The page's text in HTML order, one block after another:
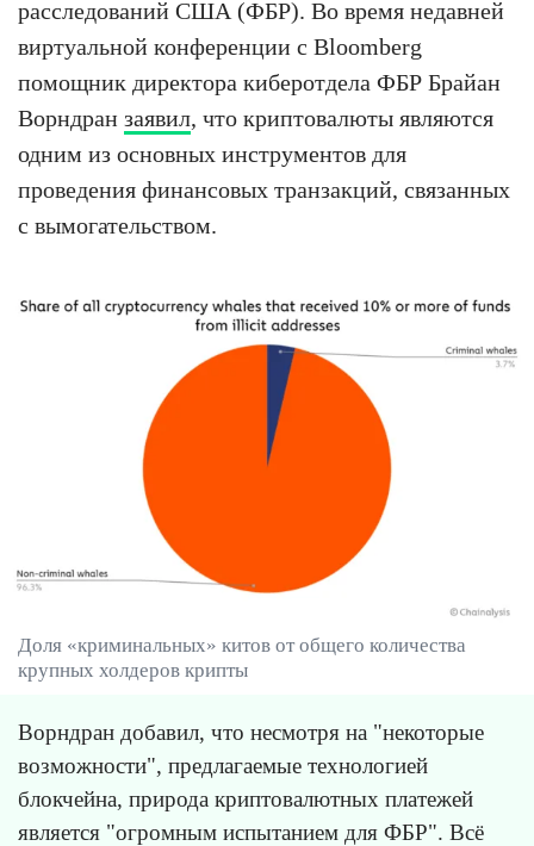
расследований США (ФБР). Во время недавней
виртуальной конференции с Bloomberg
помощник директора киберотдела ФБР Брайан
Ворндран заявил, что криптовалюты являются
одним из основных инструментов для
проведения финансовых транзакций, связанных
с вымогательством.
Доля «криминальных» китов от общего количества
крупных холдеров крипты
Ворндран добавил, что несмотря на "некоторые
возможности", предлагаемые технологией
блокчейна, природа криптовалютных платежей
является "огромным испытанием для ФБР". Всё